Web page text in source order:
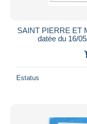
SAINT PIERRE ET
datée du 16/
Estatus